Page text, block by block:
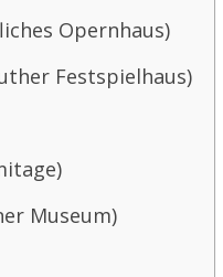
Opernhaus)
Festspielhaus)
Museum)